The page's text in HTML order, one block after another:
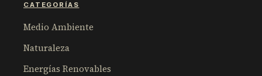
CATEGORÍAS
Medio Ambiente
Naturaleza
Energías Renovables